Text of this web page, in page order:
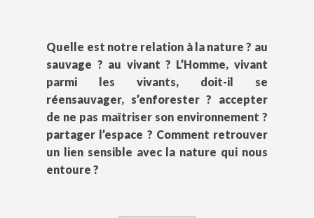
Quelle est notre relation à la nature ? au
sauvage ? au vivant ? L’Homme, vivant
parmi les vivants, doit-il se
réensauvager, s’enforester ? accepter
de ne pas maîtriser son environnement ?
partager l’espace ? Comment retrouver
un lien sensible avec la nature qui nous
entoure ?